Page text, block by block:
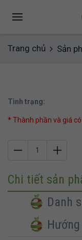
Trang chủ Sản
Tình trạng:
* Thành phần và giá
Chi tiết sản
Danh